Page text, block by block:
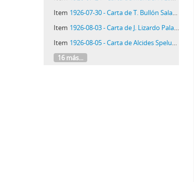
Item 1926-07-30 - Carta de T. Bullón Salazar, 30/7/1926
Item 1926-08-03 - Carta de J. Lizardo Palacios, 3/8/1926
Item 1926-08-05 - Carta de Alcides Spelucín, 5/8/1926
16 más...